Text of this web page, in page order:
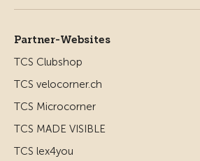
Partner-Websites
TCS Clubshop
TCS velocorner.ch
TCS Microcorner
TCS MADE VISIBLE
TCS lex4you